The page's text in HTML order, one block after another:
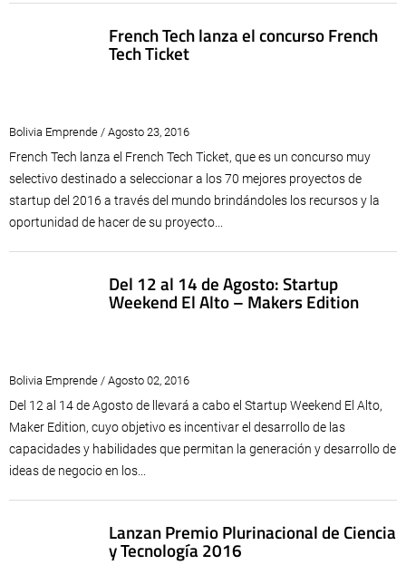
French Tech lanza el concurso French
Tech Ticket
Bolivia Emprende / Agosto 23, 2016
French Tech lanza el French Tech Ticket, que es un concurso muy
selectivo destinado a seleccionar a los 70 mejores proyectos de
startup del 2016 a través del mundo brindándoles los recursos y la
oportunidad de hacer de su proyecto...
Del 12 al 14 de Agosto: Startup
Weekend El Alto – Makers Edition
Bolivia Emprende / Agosto 02, 2016
Del 12 al 14 de Agosto de llevará a cabo el Startup Weekend El Alto,
Maker Edition, cuyo objetivo es incentivar el desarrollo de las
capacidades y habilidades que permitan la generación y desarrollo de
ideas de negocio en los...
Lanzan Premio Plurinacional de Ciencia
y Tecnología 2016